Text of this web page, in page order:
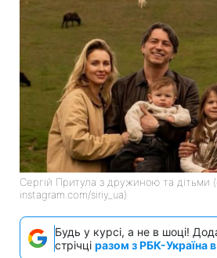
Сергій Притула з дружиною та дітьми
instagram.com/siriy_ua)
Будь у курсі, а не в шоці!
стрічці разом з РБК-Україна